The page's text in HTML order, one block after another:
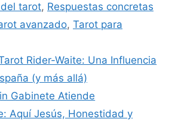
tarot, Respuestas concretas
avanzado, Tarot para
Rider-Waite: Una Influencia
(y más allá)
Gabinete Atiende
Aquí Jesús, Honestidad y